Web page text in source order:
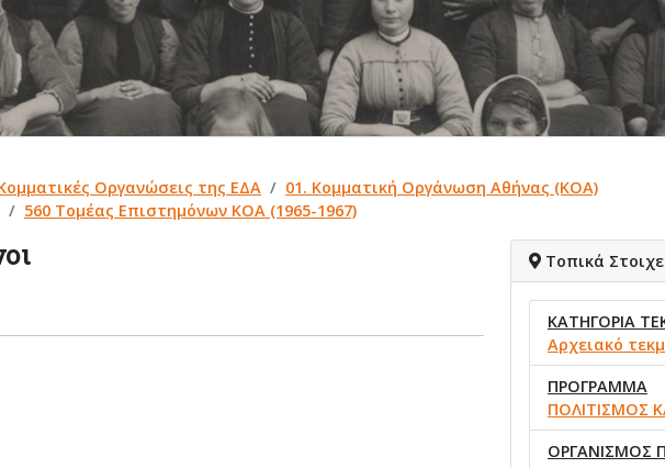
Οργανώσεις της ΕΔΑ
01. Κομματική Οργάνωση Αθήνας (ΚΟΑ)
560 Τομέας Επιστημόνων ΚΟΑ (1965-1967)
Τοπικά
ΚΑΤΗΓΟΡΙΑ
Αρχειακό
ΠΡΟΓΡΑΜΜΑ
ΠΟΛΙΤΙΣΜΟΣ
ΟΡΓΑΝΙΣΜΟΣ